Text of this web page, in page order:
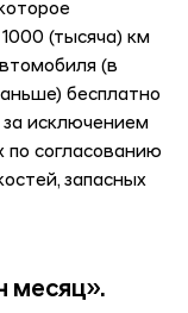
(тысяча) км
(в
бесплатно
за исключением
по согласованию
запасных
месяц».